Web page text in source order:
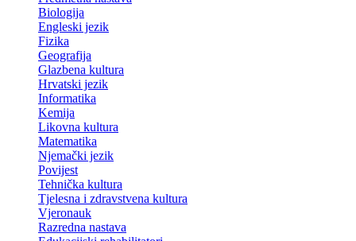
Biologija
Engleski jezik
Fizika
Geografija
Glazbena kultura
Hrvatski jezik
Informatika
Kemija
Likovna kultura
Matematika
Njemački jezik
Povijest
Tehnička kultura
Tjelesna i zdravstvena kultura
Vjeronauk
Razredna nastava